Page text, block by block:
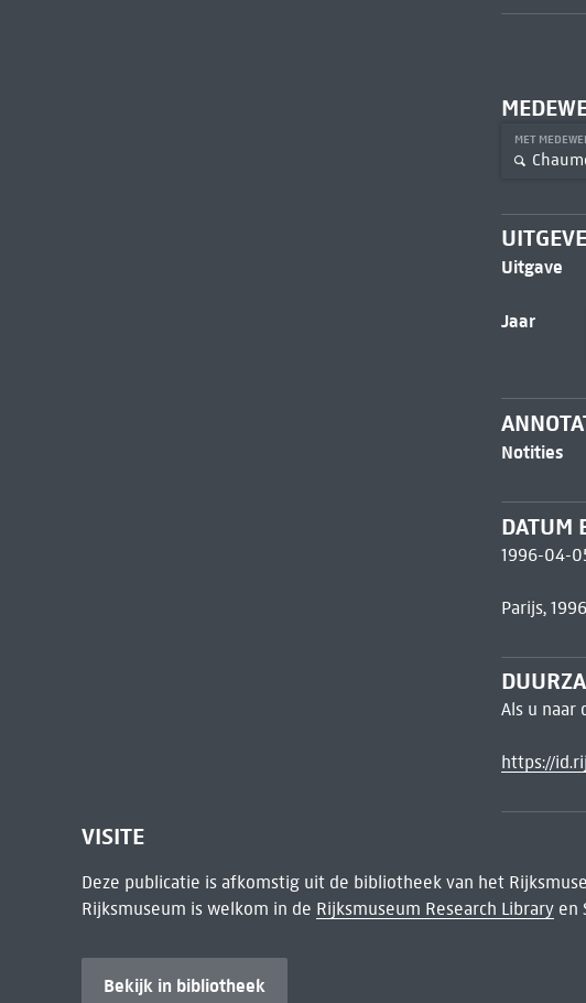
MET
Uitgave
Jaar
Notities
DATUM
1996-04-
Parijs,
Als u naar
https://
VISITE
Deze publicatie is afkomstig uit de bibliotheek van het
Rijksmuseum is welkom in de Rijksmuseum Research Libraryen
Bekijk in bibliotheek